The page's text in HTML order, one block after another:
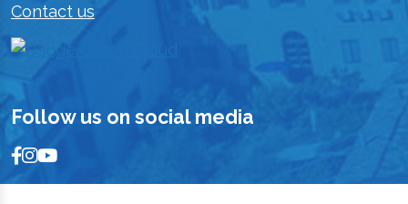
Contact us
Follow us on social media